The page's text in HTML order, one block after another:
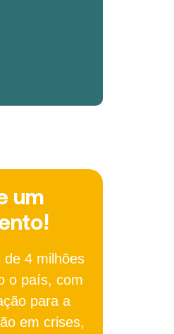
um
de 4 milhões
o país, com
para a
em crises,